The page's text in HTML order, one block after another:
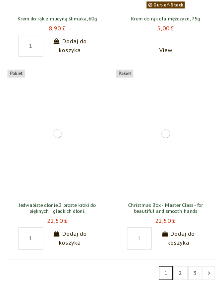
Krem do rąk z mucyną ślimaka, 60g
8,90 £
Dodaj do
koszyka
Out-of-Stock
Krem do rąk dla mężczyzn, 75g
5,00 £
View
Pakiet
Jedwabiste dłonie.3 proste kroki do
pięknych i gładkich dłoni.
22,50 £
Dodaj do
koszyka
Pakiet
Christmas Box - Master Class - for
beautiful and smooth hands
22,50 £
Dodaj do
koszyka
1 2 3